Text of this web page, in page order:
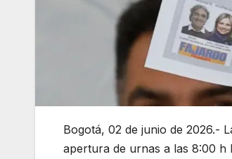
Bogotá, 02 de junio de 2026.-
apertura de urnas a las 8:00 h